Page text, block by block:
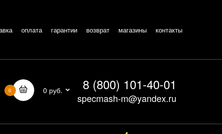
оплата гарантии возврат магазины контакты
0 0 руб. 8 (800) 101-40-01
specmash-m@yandex.ru